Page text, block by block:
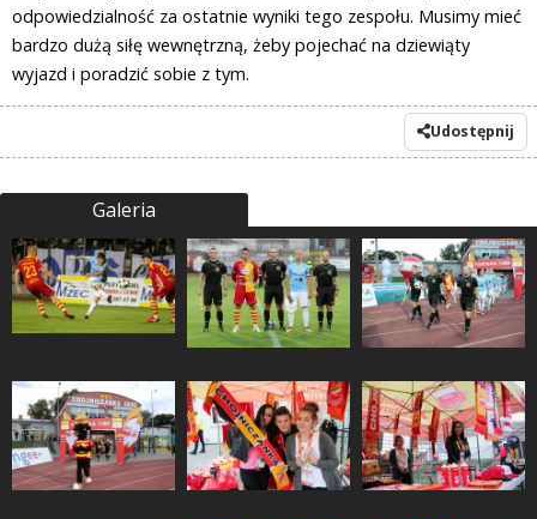
odpowiedzialność za ostatnie wyniki tego zespołu. Musimy mieć
bardzo dużą siłę wewnętrzną, żeby pojechać na dziewiąty
wyjazd i poradzić sobie z tym.
Udostępnij
Galeria